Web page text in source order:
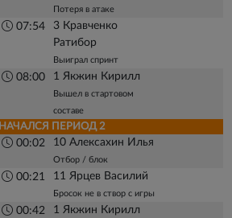
Потеря в атаке
07:54
3 Кравченко
Ратибор
Выиграл спринт
08:00 1 Якжин Кирилл
Вышел в стартовом
составе
НАЧАЛСЯ ПЕРИОД 2
00:02 10 Алексахин Илья
Отбор / блок
00:21 11 Ярцев Василий
Бросок не в створ с игры
00:42 1 Якжин Кирилл